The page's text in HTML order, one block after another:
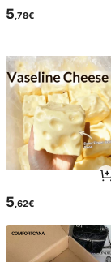
5 ,78€
5,62€